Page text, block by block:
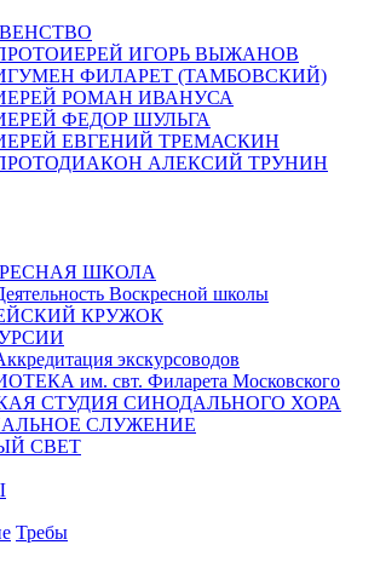
ИГОРЬ ВЫЖАНОВ
ФИЛАРЕТ (ТАМБОВСКИЙ)
РОМАН ИВАНУСА
ФЕДОР ШУЛЬГА
ЕВГЕНИЙ ТРЕМАСКИН
АЛЕКСИЙ ТРУНИН
ШКОЛА
Воскресной школы
КРУЖОК
экскурсоводов
им. свт. Филарета Московского
СТУДИЯ СИНОДАЛЬНОГО ХОРА
СЛУЖЕНИЕ
СВЕТ
Требы